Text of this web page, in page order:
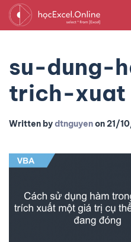
su-dung-
trich-xuat
Written bydtnguyenon21/